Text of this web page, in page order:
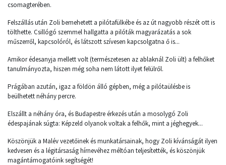
csomagterében.
Felszállás után Zoli bemehetett a pilótafülkébe és az út nagyobb részét ott is
tölthette. Csillógó szemmel hallgatta a pilóták magyarázatás a sok
műszerről, kapcsolóról, és látszott szívesen kapcsolgatna ő is...
Amikor édesanyja mellett volt (természetesen az ablaknál Zoli ült) a felhőket
tanulmányozta, hiszen még soha nem látott ilyet felülről.
Prágában azután, igaz a földön álló gépben, még a pilótaülésbe is
beülhetett néhány percre.
Elszállt a néhány óra, és Budapestre érkezés után a mosolygó Zoli
édespajának súgta: Képzeld olyanok voltak a felhők, mint a jéghegyek...
Köszönjük a Malév vezetőinek és munkatársainak, hogy Zoli kívánságát ilyen
kedvesen és a légitársaság hírnevéhez méltóan teljesítették, és köszönjük
magántámogatóink segítségét!